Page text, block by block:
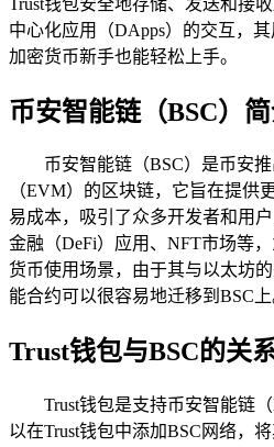
中心化应用（DApps）的交互，
加密货币新手也能轻松上手。
币安智能链（BSC）
币安智能链（BSC）是币安
（EVM）的区块链，它旨在提供
易成本，吸引了众多开发者和用
金融（DeFi）应用、NFT市场等
货币使用场景，由于其与以太坊
能合约可以很容易地迁移到BSC上
Trust钱包与BSC的关
Trust钱包是支持币安智能链
以在Trust钱包中添加BSC网络，